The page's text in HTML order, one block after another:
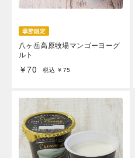
八ヶ岳高原牧場マンゴーヨーグ
ルト
￥70 税込 ￥75